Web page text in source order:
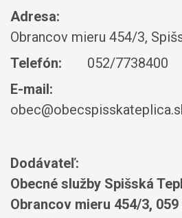
Adresa:
Obrancov mieru 454/3,
Telefón:
052/7738400
E-mail:
Dodávateľ:
Obecné služby Spišská
Obrancov mieru 454/3,